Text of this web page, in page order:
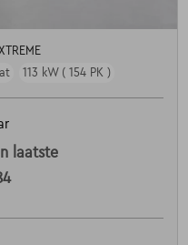
113 kW ( 154 PK )
laatste